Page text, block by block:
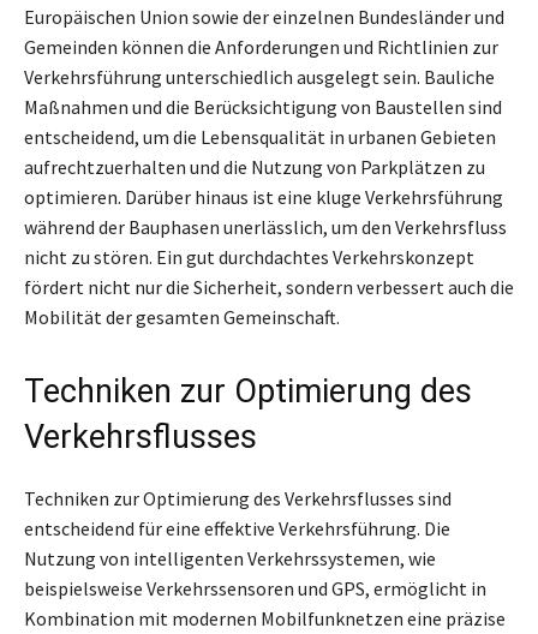
Europäischen Union sowie der einzelnen Bundesländer und
Gemeinden können die Anforderungen und Richtlinien zur
Verkehrsführung unterschiedlich ausgelegt sein. Bauliche
Maßnahmen und die Berücksichtigung von Baustellen sind
entscheidend, um die Lebensqualität in urbanen Gebieten
aufrechtzuerhalten und die Nutzung von Parkplätzen zu
optimieren. Darüber hinaus ist eine kluge Verkehrsführung
während der Bauphasen unerlässlich, um den Verkehrsfluss
nicht zu stören. Ein gut durchdachtes Verkehrskonzept
fördert nicht nur die Sicherheit, sondern verbessert auch die
Mobilität der gesamten Gemeinschaft.
Techniken zur Optimierung des
Verkehrsflusses
Techniken zur Optimierung des Verkehrsflusses sind
entscheidend für eine effektive Verkehrsführung. Die
Nutzung von intelligenten Verkehrssystemen, wie
beispielsweise Verkehrssensoren und GPS, ermöglicht in
Kombination mit modernen Mobilfunknetzen eine präzise